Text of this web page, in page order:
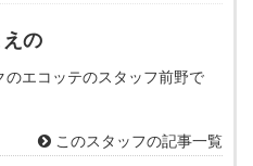
の
のエコッテのスタッフ前野で
このスタッフの記事一覧